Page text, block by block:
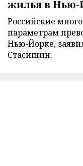
жилья в Нью-
Российские
параметрам
Нью-Йорке,
Стасишин.